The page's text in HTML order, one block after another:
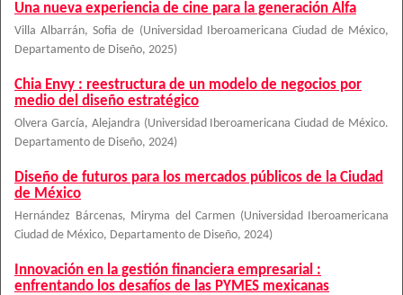
Una nueva experiencia de cine para la generación Alfa
Villa Albarrán, Sofia de (Universidad Iberoamericana Ciudad de México,
Departamento de Diseño, 2025)
Chia Envy : reestructura de un modelo de negocios por
medio del diseño estratégico
Olvera García, Alejandra (Universidad Iberoamericana Ciudad de México.
Departamento de Diseño, 2024)
Diseño de futuros para los mercados públicos de la Ciudad
de México
Hernández Bárcenas, Miryma del Carmen (Universidad Iberoamericana
Ciudad de México, Departamento de Diseño, 2024)
Innovación en la gestión financiera empresarial :
enfrentando los desafíos de las PYMES mexicanas